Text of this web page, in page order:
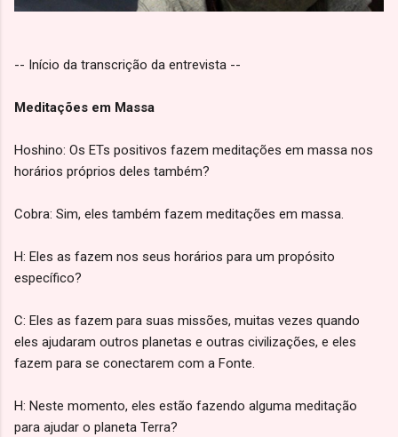
-- Início da transcrição da entrevista --
Meditações em Massa
Hoshino: Os ETs positivos fazem meditações em massa nos
horários próprios deles também?
Cobra: Sim, eles também fazem meditações em massa.
H: Eles as fazem nos seus horários para um propósito
específico?
C: Eles as fazem para suas missões, muitas vezes quando
eles ajudaram outros planetas e outras civilizações, e eles
fazem para se conectarem com a Fonte.
H: Neste momento, eles estão fazendo alguma meditação
para ajudar o planeta Terra?